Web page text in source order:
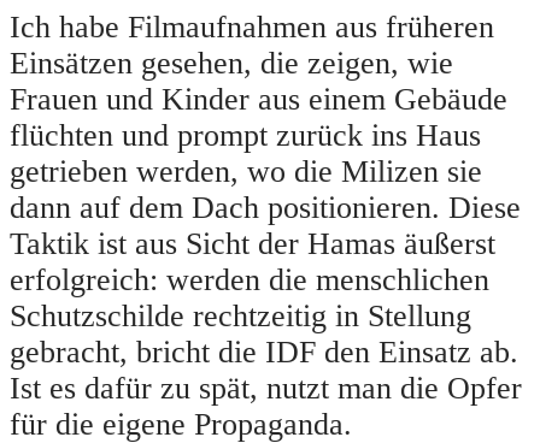
Ich habe Filmaufnahmen aus früheren
Einsätzen gesehen, die zeigen, wie
Frauen und Kinder aus einem Gebäude
flüchten und prompt zurück ins Haus
getrieben werden, wo die Milizen sie
dann auf dem Dach positionieren. Diese
Taktik ist aus Sicht der Hamas äußerst
erfolgreich: werden die menschlichen
Schutzschilde rechtzeitig in Stellung
gebracht, bricht die IDF den Einsatz ab.
Ist es dafür zu spät, nutzt man die Opfer
für die eigene Propaganda.